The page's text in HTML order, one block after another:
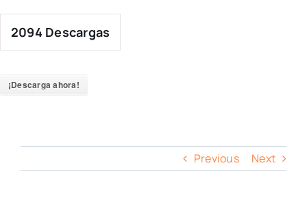
content
2094 Descargas
¡Descarga ahora!
Previous Next